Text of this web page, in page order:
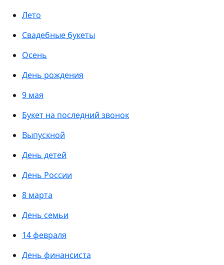
Лето
Свадебные букеты
Осень
День рождения
9 мая
Букет на последний звонок
Выпускной
День детей
День России
8 марта
День семьи
14 февраля
День финансиста